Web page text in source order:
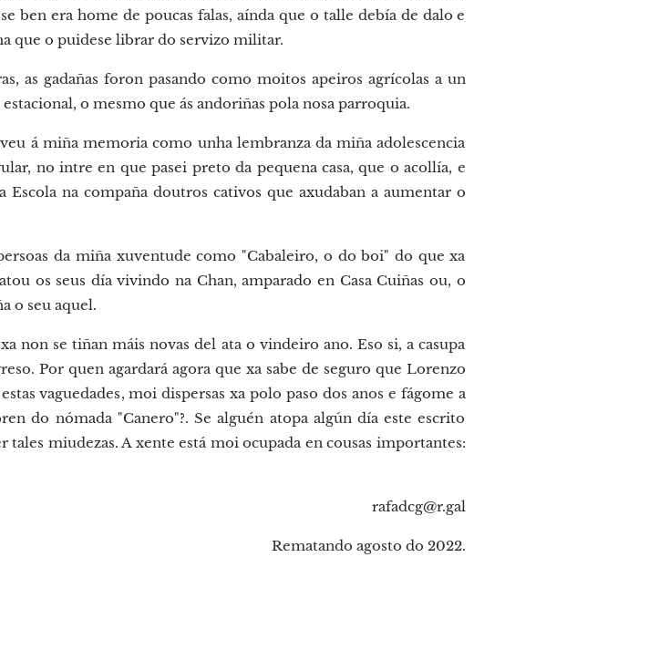
ben era home de poucas falas, aínda que o talle debía de dalo e
que o puidese librar do servizo militar.
as gadañas foron pasando como moitos apeiros agrícolas a un
o mesmo que ás andoriñas pola nosa parroquia.
á miña memoria como unha lembranza da miña adolescencia
no intre en que pasei preto da pequena casa, que o acollía, e
Escola na compaña doutros cativos que axudaban a aumentar o
da miña xuventude como "Cabaleiro, o do boi" do que xa
os seus día vivindo na Chan, amparado en Casa Cuiñas ou, o
o seu aquel.
non se tiñan máis novas del ata o vindeiro ano. Eso si, a casupa
Por quen agardará agora que xa sabe de seguro que Lorenzo
vaguedades, moi dispersas xa polo paso dos anos e fágome a
do nómada "Canero"?. Se alguén atopa algún día este escrito
miudezas. A xente está moi ocupada en cousas importantes:
rafadcg@r.gal
Rematando agosto do 2022.